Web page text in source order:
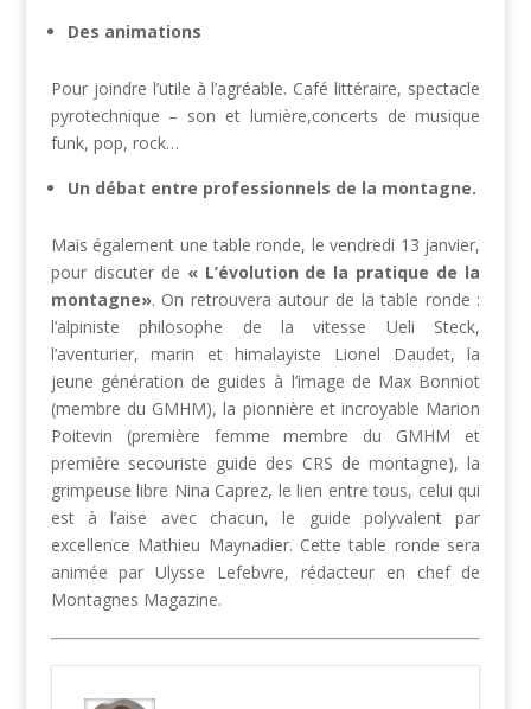
Des animations
Pour joindre l’utile à l’agréable. Café littéraire, spectacle
pyrotechnique – son et lumière,concerts de musique
funk, pop, rock…
Un débat entre professionnels de la montagne.
Mais également une table ronde, le vendredi 13 janvier,
pour discuter de « L’évolution de la pratique de la
montagne». On retrouvera autour de la table ronde :
l’alpiniste philosophe de la vitesse Ueli Steck,
l’aventurier, marin et himalayiste Lionel Daudet, la
jeune génération de guides à l’image de Max Bonniot
(membre du GMHM), la pionnière et incroyable Marion
Poitevin (première femme membre du GMHM et
première secouriste guide des CRS de montagne), la
grimpeuse libre Nina Caprez, le lien entre tous, celui qui
est à l’aise avec chacun, le guide polyvalent par
excellence Mathieu Maynadier. Cette table ronde sera
animée par Ulysse Lefebvre, rédacteur en chef de
Montagnes Magazine.